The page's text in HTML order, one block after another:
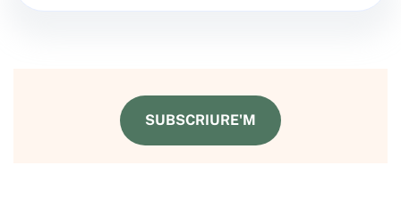
SUBSCRIURE'M